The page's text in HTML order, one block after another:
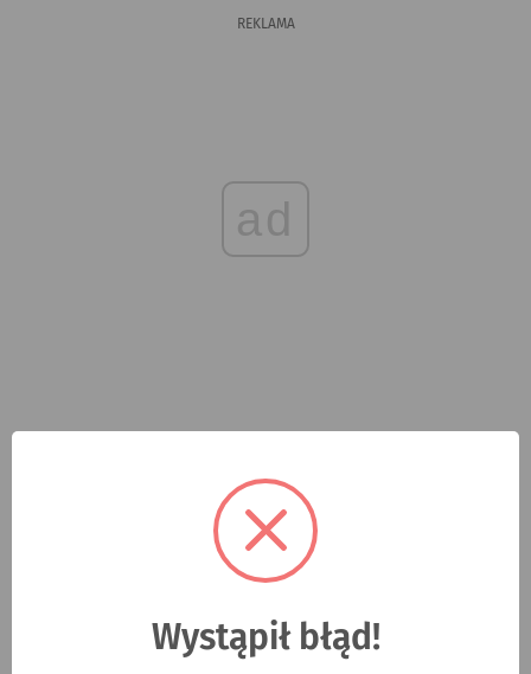
REKLAMA
ad
POLECANE ARTYKUŁY
Wystąpił błąd!